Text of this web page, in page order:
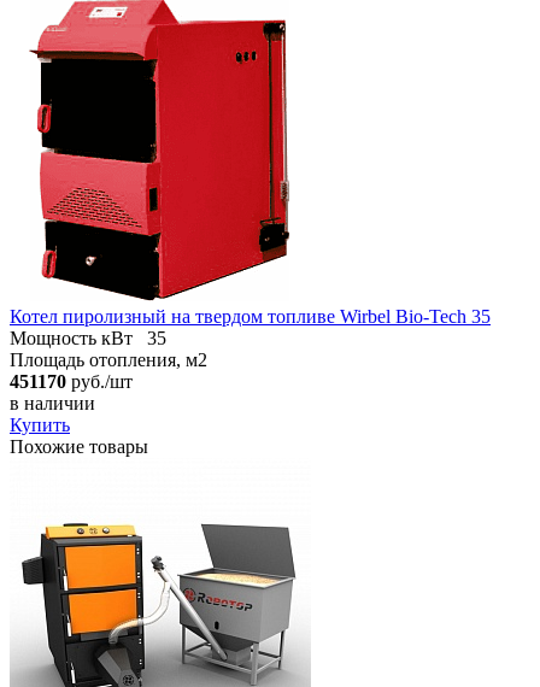
Котел пиролизный на твердом топливе Wirbel Bio-Tech 35
Мощность кВт
35
Площадь отопления, м2
451170 руб./шт
в наличии
Купить
Похожие товары